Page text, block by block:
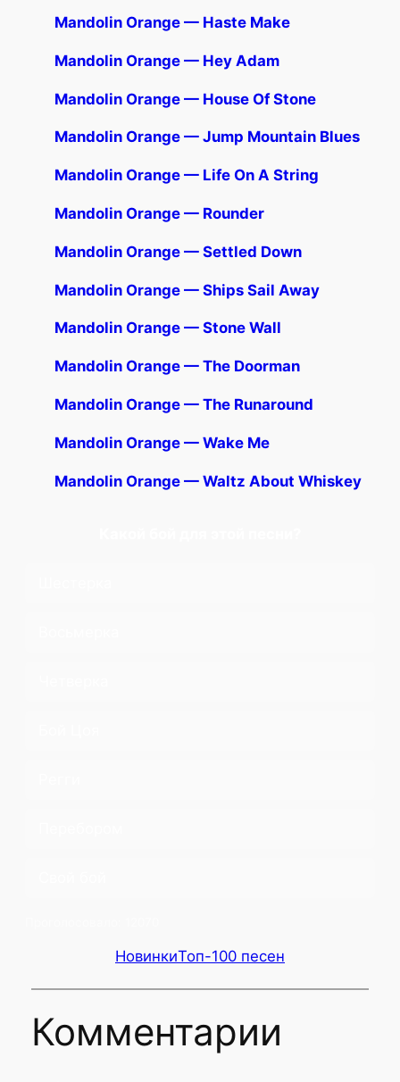
Mandolin Orange — Haste Make
Mandolin Orange — Hey Adam
Mandolin Orange — House Of Stone
Mandolin Orange — Jump Mountain Blues
Mandolin Orange — Life On A String
Mandolin Orange — Rounder
Mandolin Orange — Settled Down
Mandolin Orange — Ships Sail Away
Mandolin Orange — Stone Wall
Mandolin Orange — The Doorman
Mandolin Orange — The Runaround
Mandolin Orange — Wake Me
Mandolin Orange — Waltz About Whiskey
НовинкиТоп-100 песен
Комментарии